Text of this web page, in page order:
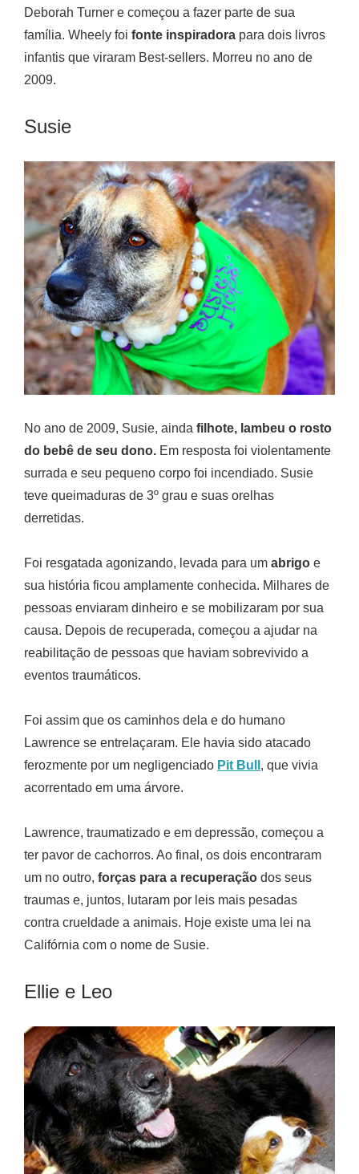
Deborah Turner e começou a fazer parte de sua
família. Wheely foi fonte inspiradora para dois livros
infantis que viraram Best-sellers. Morreu no ano de
2009.
Susie
No ano de 2009, Susie, ainda filhote, lambeu o rosto
do bebê de seu dono. Em resposta foi violentamente
surrada e seu pequeno corpo foi incendiado. Susie
teve queimaduras de 3º grau e suas orelhas
derretidas.
Foi resgatada agonizando, levada para um abrigo e
sua história ficou amplamente conhecida. Milhares de
pessoas enviaram dinheiro e se mobilizaram por sua
causa. Depois de recuperada, começou a ajudar na
reabilitação de pessoas que haviam sobrevivido a
eventos traumáticos.
Foi assim que os caminhos dela e do humano
Lawrence se entrelaçaram. Ele havia sido atacado
ferozmente por um negligenciado Pit Bull , que vivia
acorrentado em uma árvore.
Lawrence, traumatizado e em depressão, começou a
ter pavor de cachorros. Ao final, os dois encontraram
um no outro, forças para a recuperação dos seus
traumas e, juntos, lutaram por leis mais pesadas
contra crueldade a animais. Hoje existe uma lei na
Califórnia com o nome de Susie.
Ellie e Leo